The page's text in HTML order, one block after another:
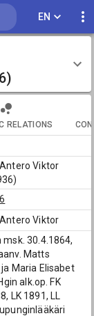
EN
RELATIONS
Viktor
Viktor
msk. 30.4.1864,
Matts
Maria Elisabet
alk.op. FK
LK 1891, LL